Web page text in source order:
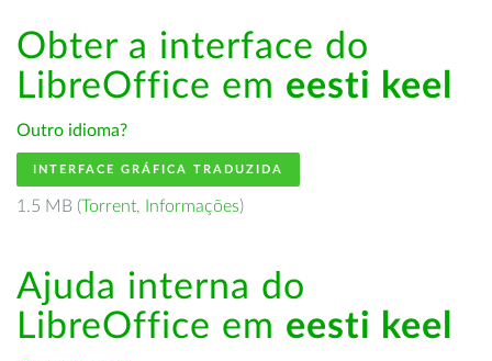
Obter a interface do
LibreOffice em eesti keel
Outro idioma?
INTERFACE GRÁFICA TRADUZIDA
1.5 MB (Torrent, Informações)
Ajuda interna do
LibreOffice em eesti keel